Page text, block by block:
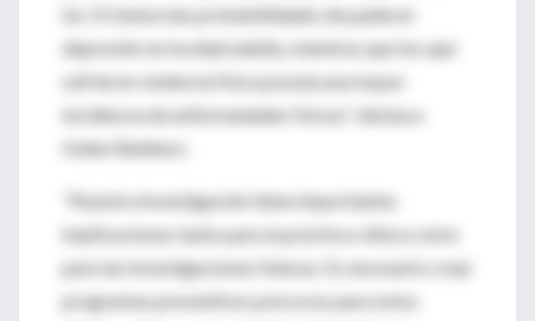
los 15 tenía más probabilidades de padecer
depresión en la edad adulta, mientras que los que
sufrieron violencia física poseía una mayor
incidencia de enfermedades físicas", destaca
Helen Reinherz.
"Nuestra investigación tiene importantes
implicaciones tanto para la práctica clínica como
para las investigaciones futuras. Es necesario crear
programas preventivos precoces para estos